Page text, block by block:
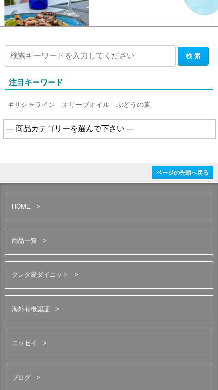
注目キーワード
ギリシャワイン オリーブオイル ぶどうの葉
ページの先頭へ戻る
HOME
商品一覧
クレタ島ダイエット
海外有機認証
エッセイ
ブログ